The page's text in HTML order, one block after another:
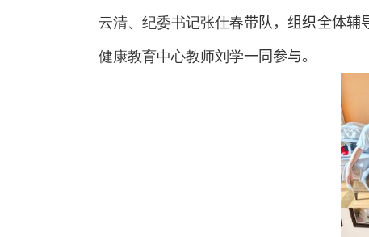
云清、纪委书记张仕春带队，组织全体辅
健康教育中心教师刘学一同参与。